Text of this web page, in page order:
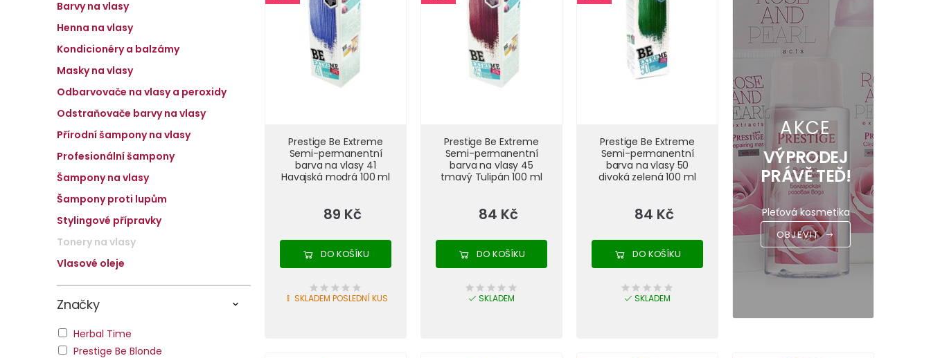
Prestige Be Extreme
Semi-permanentní
barva na vlasy 41
Havajská modrá 100 ml
89 Kč
DO KOŠÍKU
SKLADEM POSLEDNÍ KUS
Prestige Be Extreme
Semi-permanentní
barva na vlasy 45
tmavý Tulipán 100 ml
84 Kč
DO KOŠÍKU
SKLADEM
Prestige Be Extreme
Semi-permanentní
barva na vlasy 50
divoká zelená 100 ml
84 Kč
DO KOŠÍKU
SKLADEM
AKCE
VÝPRODEJ
PRÁVĚ TEĎ!
Pleťová kosmetika
OBJEVIT
Barvy na vlasy
Henna na vlasy
Kondicionéry a balzámy
Masky na vlasy
Odbarvovače na vlasy a peroxidy
Odstraňovače barvy na vlasy
Přírodní šampony na vlasy
Profesionální šampony
Šampony na vlasy
Šampony proti lupům
Stylingové přípravky
Tonery na vlasy
Vlasové oleje
Značky
Herbal Time
Prestige Be Blonde